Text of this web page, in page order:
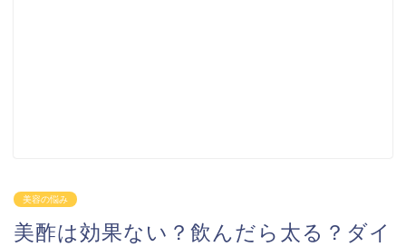
美容の悩み
美酢は効果ない？飲んだら太る？ダイ